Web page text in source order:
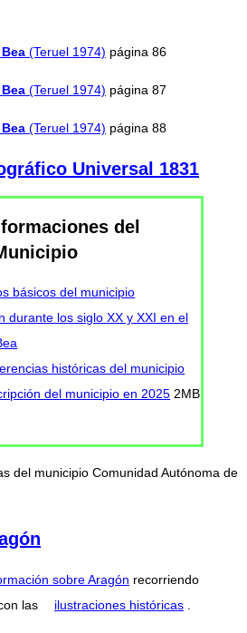
Bea (Teruel 1974) página 86
Bea (Teruel 1974) página 87
Bea (Teruel 1974) página 88
Universal 1831
del
básicos del municipio
durante los siglo XX y XXI en el
históricas del municipio
del municipio en 2025 2MB
del municipio Comunidad Autónoma de
sobre Aragón recorriendo
las ilustraciones históricas